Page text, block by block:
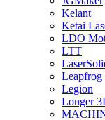
Kelant
Ketai
LDO
LTT
Leapfrog
Legion
Longer